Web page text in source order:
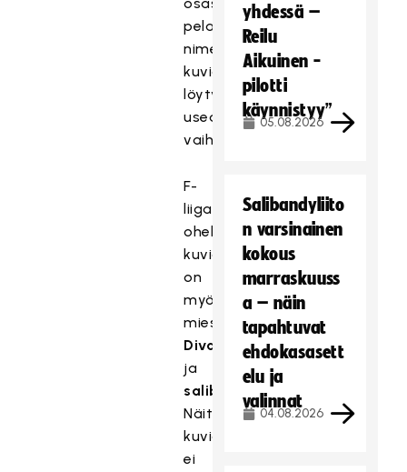
pelaajia
nimettyjä
kuvia
löytyy
useampiakin
vaihtoehtoja.
F-
liigan
ohella
kuvia
on
myös
miesten
Divarista
ja
salibandymaajoukkueista
Näitä
kuvia
ei
yhdessä –
Reilu
Aikuinen -
pilotti
käynnistyy”
05.08.2026
Salibandyliito
n varsinainen
kokous
marraskuuss
a – näin
tapahtuvat
ehdokasasett
elu ja
valinnat
04.08.2026